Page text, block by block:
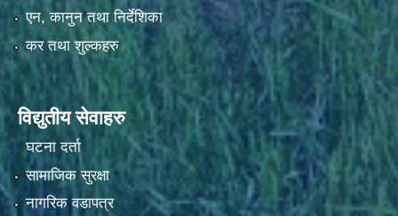
एन, कानुन तथा निर्देशिका
कर तथा शुल्कहरु
विद्युतीय सेवाहरु
घटना दर्ता
सामाजिक सुरक्षा
नागरिक वडापत्र